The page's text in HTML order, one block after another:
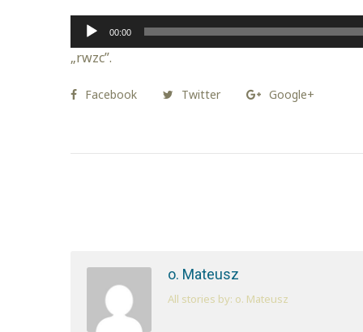
Odtwarzacz
plików
dźwiękowych
00:00
„rwzc”.
Facebook Twitter Google+
o. Mateusz
All stories by: o. Mateusz